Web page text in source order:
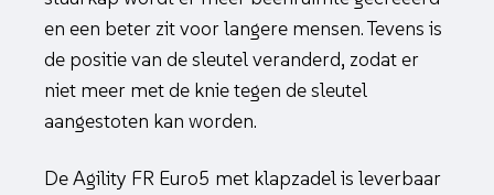
en een beter zit voor langere mensen. Tevens is
de positie van de sleutel veranderd, zodat er
niet meer met de knie tegen de sleutel
aangestoten kan worden.
De Agility FR Euro5 met klapzadel is leverbaar